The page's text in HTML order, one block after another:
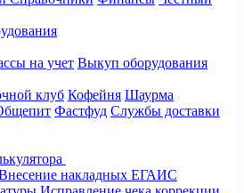
на учет Выкуп оборудования
клуб Кофейня Шаурма
Фастфуд Службы доставки
накладных ЕГАИС